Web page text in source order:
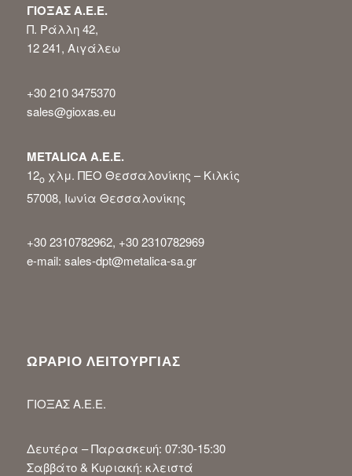
ΓΙΟΞΑΣ Α.Ε.Ε.
Π. Ράλλη 42,
12 241, Αιγάλεω
+30 210 3475370
sales@gioxas.eu
METALICA Α.Ε.Ε.
12ο χλμ. ΠΕΟ Θεσσαλονίκης – Κιλκίς
57008, Ιωνία Θεσσαλονίκης
+30 2310782962, +30 2310782969
e-mail: sales-dpt@metalica-sa.gr
ΩΡΑΡΙΟ ΛΕΙΤΟΥΡΓΙΑΣ
ΓΙΟΞΑΣ Α.Ε.Ε.
Δευτέρα – Παρασκευή: 07:30-15:30
Σαββάτο & Κυριακή: κλειστά